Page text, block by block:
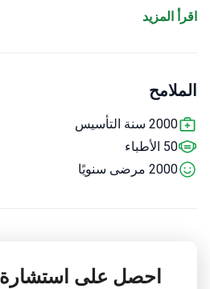
اقرأ المزيد
الملامح
2000 سنة التأسيس
50 الأطباء
2000 مرضى سنويًا
احصل على استشارة